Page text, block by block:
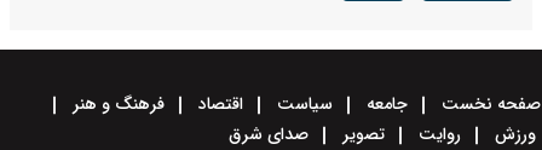
صفحه نخست جامعه سیاست اقتصاد
فرهنگ و هنر
ورزش
روایت تصویر صدای شرق